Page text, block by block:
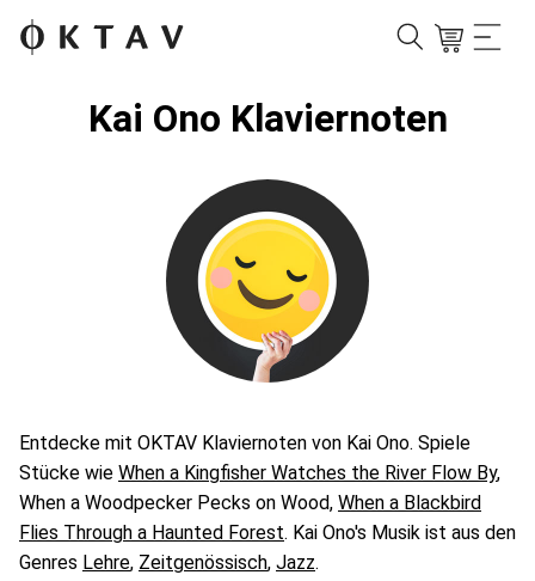
Kai Ono Klaviernoten
Entdecke mit OKTAV Klaviernoten von Kai Ono. Spiele
Stücke wie When a Kingfisher Watches the River Flow By,
When a Woodpecker Pecks on Wood, When a Blackbird
Flies Through a Haunted Forest. Kai Ono's Musik ist aus den
Genres Lehre, Zeitgenössisch, Jazz.